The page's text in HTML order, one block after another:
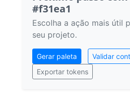
#f31ea1
Escolha a ação mais útil
seu projeto.
Gerar paleta
Validar
Exportar tokens